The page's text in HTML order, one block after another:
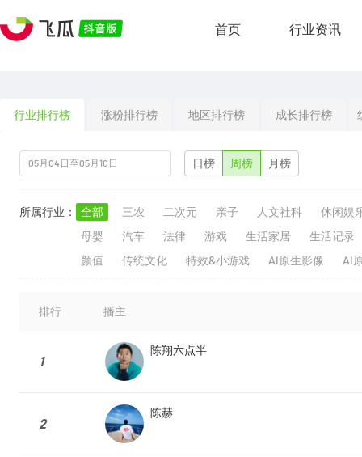
首页 行业资讯
行业排行榜 涨粉排行榜 地区排行榜 成长排行榜
日榜 周榜 月榜
所属行业： 全部 三农 二次元 亲子 人文社科
休闲娱
母婴
汽车 法律 游戏 生活家居
生活记录
颜值
传统文化 特效&小游戏 AI原生影像 AI
排行 播主
1
陈翔六点半
2
陈赫